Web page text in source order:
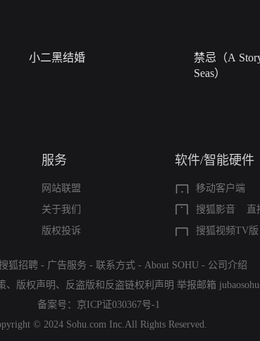
小二黑结婚
禁忌（A
Seas）
服务
网站联盟
关于我们
版权投诉
软件/智能硬件
移动客户端
搜狐影音
直
搜狐视频TV版
狐招聘 - 广告服务 - 联系方式 - About SOHU - 公司介绍
、 版权声明 、 反盗版和反盗链权利声明 举报邮箱
备案号： 京ICP证030367号-1
© 2024 Sohu.com Inc.All Rights Reserved.